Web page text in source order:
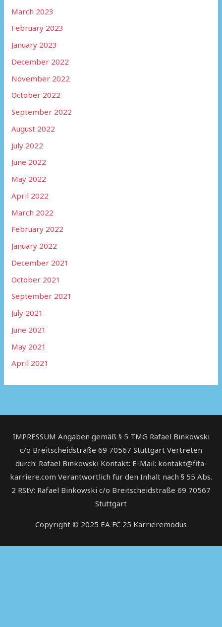
March 2023
February 2023
January 2023
December 2022
November 2022
October 2022
September 2022
August 2022
July 2022
June 2022
May 2022
April 2022
March 2022
February 2022
January 2022
December 2021
October 2021
September 2021
July 2021
June 2021
May 2021
April 2021
IMPRESSUM Angaben gemäß § 5 TMG Rafael Binkowski
c/o Breitscheidstraße 69 70567 Stuttgart Vertreten
durch: Rafael Binkowski Kontakt: E-Mail: kontakt@fifa-
karriere.com Verantwortlich für den Inhalt nach § 55 Abs.
2 RStV: Rafael Binkowski c/o Breitscheidstraße 69 70567
Stuttgart
Copyright © 2025 EA FC 25 Karrieremodus